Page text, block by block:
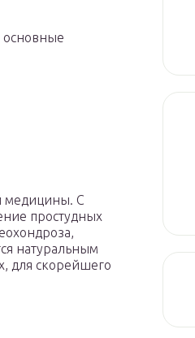
основные
медицины. С
простудных
натуральным
для скорейшего